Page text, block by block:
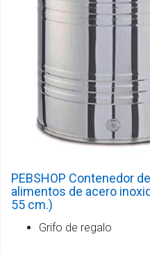
PEBSHOP Contenedor
alimentos de acero
55 cm.)
Grifo de regalo